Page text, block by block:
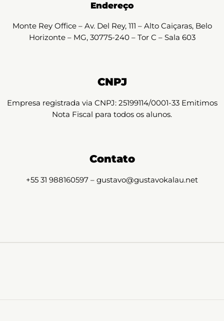
Endereço
Monte Rey Office – Av. Del Rey, 111 – Alto Caiçaras, Belo
Horizonte – MG, 30775-240 – Tor C – Sala 603
CNPJ
Empresa registrada via CNPJ: 25199114/0001-33 Emitimos
Nota Fiscal para todos os alunos.
Contato
+55 31 988160597 – gustavo@gustavokalau.net